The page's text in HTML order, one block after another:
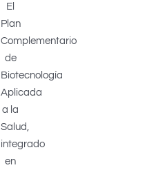
El
Plan
Complementario
de
Biotecnología
Aplicada
a la
Salud,
integrado
en